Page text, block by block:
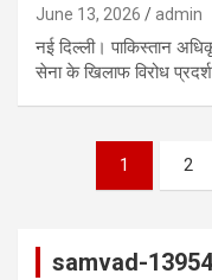
June 13, 2026 admin
नई दिल्ली। पाकिस्तान
सेना के खिलाफ विरोध
pagination
1 2
samvad-